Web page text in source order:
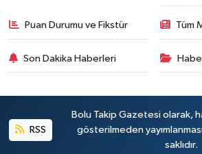
Puan Durumu ve Fikstür Tüm
Son Dakika Haberleri
RSS
Bolu Takip Gazetesi olarak,
gösterilmeden
saklıdır.